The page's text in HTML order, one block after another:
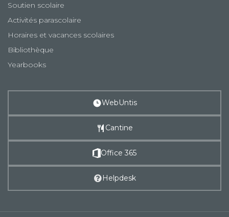
Soutien scolaire
Activités parascolaire
Horaires et vacances scolaires
Bibliothèque
Yearbooks
WebUntis
Cantine
Office 365
Helpdesk